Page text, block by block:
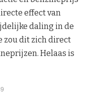
effect van
daling in de
zou dit zich direct
Helaas is